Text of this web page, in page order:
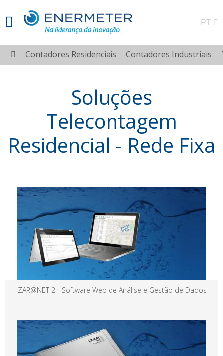
PT
Contadores Residenciais Contadores Industriais
Soluções
Telecontagem
Residencial - Rede Fixa
IZAR@NET 2 - Software Web de Análise e Gestão de Dados